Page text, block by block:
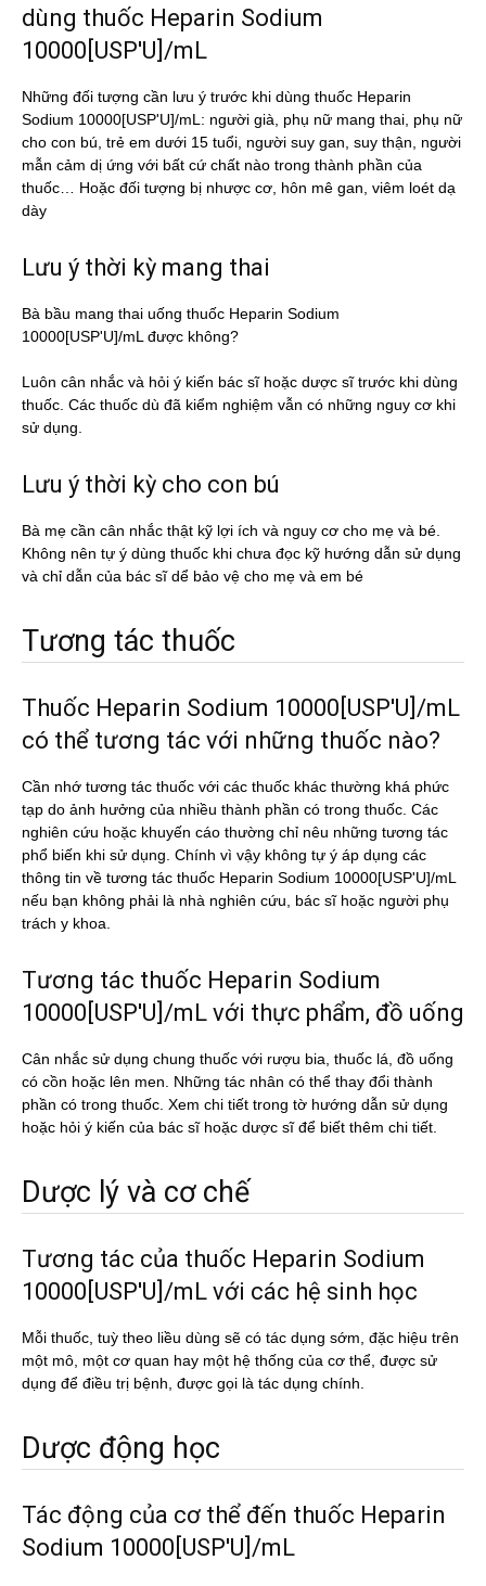
dùng thuốc Heparin Sodium
10000[USP'U]/mL
Những đối tượng cần lưu ý trước khi dùng thuốc Heparin
Sodium 10000[USP'U]/mL: người già, phụ nữ mang thai, phụ nữ
cho con bú, trẻ em dưới 15 tuổi, người suy gan, suy thận, người
mẫn cảm dị ứng với bất cứ chất nào trong thành phần của
thuốc… Hoặc đối tượng bị nhược cơ, hôn mê gan, viêm loét dạ
dày
Lưu ý thời kỳ mang thai
Bà bầu mang thai uống thuốc Heparin Sodium
10000[USP'U]/mL được không?
Luôn cân nhắc và hỏi ý kiến bác sĩ hoặc dược sĩ trước khi dùng
thuốc. Các thuốc dù đã kiểm nghiệm vẫn có những nguy cơ khi
sử dụng.
Lưu ý thời kỳ cho con bú
Bà mẹ cần cân nhắc thật kỹ lợi ích và nguy cơ cho mẹ và bé.
Không nên tự ý dùng thuốc khi chưa đọc kỹ hướng dẫn sử dụng
và chỉ dẫn của bác sĩ dể bảo vệ cho mẹ và em bé
Tương tác thuốc
Thuốc Heparin Sodium 10000[USP'U]/mL
có thể tương tác với những thuốc nào?
Cần nhớ tương tác thuốc với các thuốc khác thường khá phức
tạp do ảnh hưởng của nhiều thành phần có trong thuốc. Các
nghiên cứu hoặc khuyến cáo thường chỉ nêu những tương tác
phổ biến khi sử dụng. Chính vì vậy không tự ý áp dụng các
thông tin về tương tác thuốc Heparin Sodium 10000[USP'U]/mL
nếu bạn không phải là nhà nghiên cứu, bác sĩ hoặc người phụ
trách y khoa.
Tương tác thuốc Heparin Sodium
10000[USP'U]/mL với thực phẩm, đồ uống
Cân nhắc sử dụng chung thuốc với rượu bia, thuốc lá, đồ uống
có cồn hoặc lên men. Những tác nhân có thể thay đổi thành
phần có trong thuốc. Xem chi tiết trong tờ hướng dẫn sử dụng
hoặc hỏi ý kiến của bác sĩ hoặc dược sĩ để biết thêm chi tiết.
Dược lý và cơ chế
Tương tác của thuốc Heparin Sodium
10000[USP'U]/mL với các hệ sinh học
Mỗi thuốc, tuỳ theo liều dùng sẽ có tác dụng sớm, đặc hiệu trên
một mô, một cơ quan hay một hệ thống của cơ thể, được sử
dụng để điều trị bệnh, được gọi là tác dụng chính.
Dược động học
Tác động của cơ thể đến thuốc Heparin
Sodium 10000[USP'U]/mL